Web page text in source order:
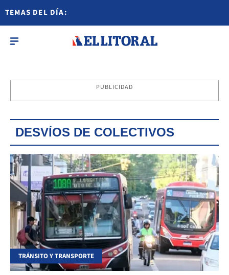
TEMAS DEL DÍA:
PUBLICIDAD
DESVÍOS DE COLECTIVOS
TRÁNSITO Y TRANSPORTE